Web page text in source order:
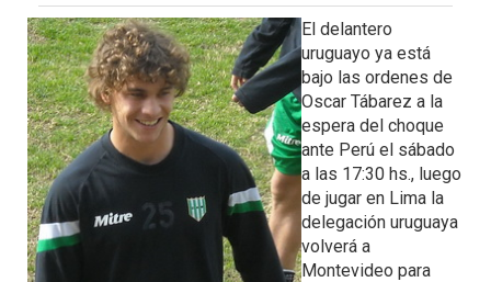
El delantero
uruguayo ya está
bajo las ordenes de
Oscar Tábarez a la
espera del choque
ante Perú el sábado
a las 17:30 hs., luego
de jugar en Lima la
delegación uruguaya
volverá a
Montevideo para